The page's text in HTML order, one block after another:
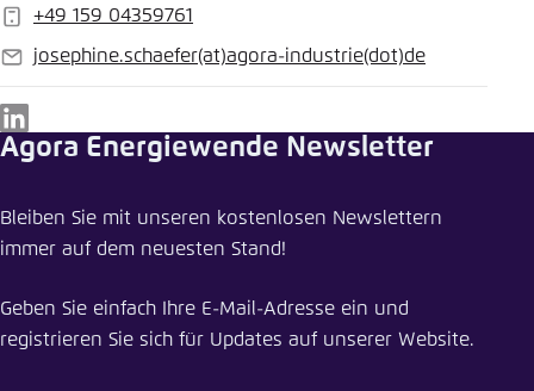
Handy+49 159 04359761
E-
Mail
josephine.schaefer(at)agora-industrie(dot)de
LinkedIn
Agora Energiewende Newsletter
Bleiben Sie mit unseren kostenlosen Newslettern
immer auf dem neuesten Stand!
Geben Sie einfach Ihre E-Mail-Adresse ein und
registrieren Sie sich für Updates auf unserer Website.